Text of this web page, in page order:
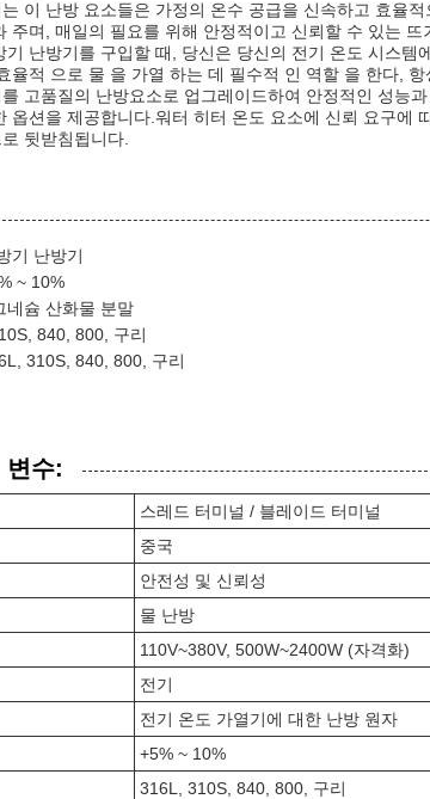
이 난방 요소들은 가정의 온수 공급을 신속하고 효율
주며, 매일의 필요를 위해 안정적이고 신뢰할 수 있는 뜨
기 난방기를 구입할 때, 당신은 당신의 전기 온도 시스
율적 으로 물 을 가열 하는 데 필수적 인 역할 을 한다,
고품질의 난방요소로 업그레이드하여 안정적인 성능
옵션을 제공합니다.워터 히터 온도 요소에 신뢰 요구에
뒷받침됩니다.
기 난방기
~ 10%
네슘 산화물 분말
840, 800, 구리
310S, 840, 800, 구리
변수:
스레드 터미널 / 블레이드 터미널
중국
안전성 및 신뢰성
물 난방
110V~380V, 500W~2400W (자격화)
전기
전기 온도 가열기에 대한 난방 원자
+5% ~ 10%
316L, 310S, 840, 800, 구리